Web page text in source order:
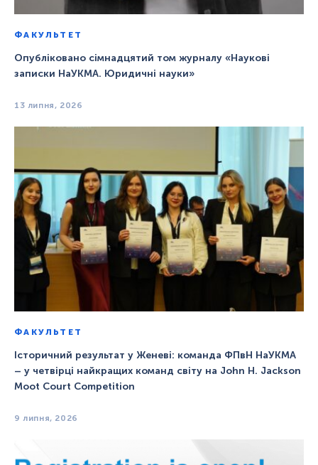
ФАКУЛЬТЕТ
Опубліковано сімнадцятий том журналу «Наукові
записки НаУКМА. Юридичні науки»
13 липня, 2026
ФАКУЛЬТЕТ
Історичний результат у Женеві: команда ФПвН НаУКМА
– у четвірці найкращих команд світу на John H. Jackson
Moot Court Competition
9 липня, 2026